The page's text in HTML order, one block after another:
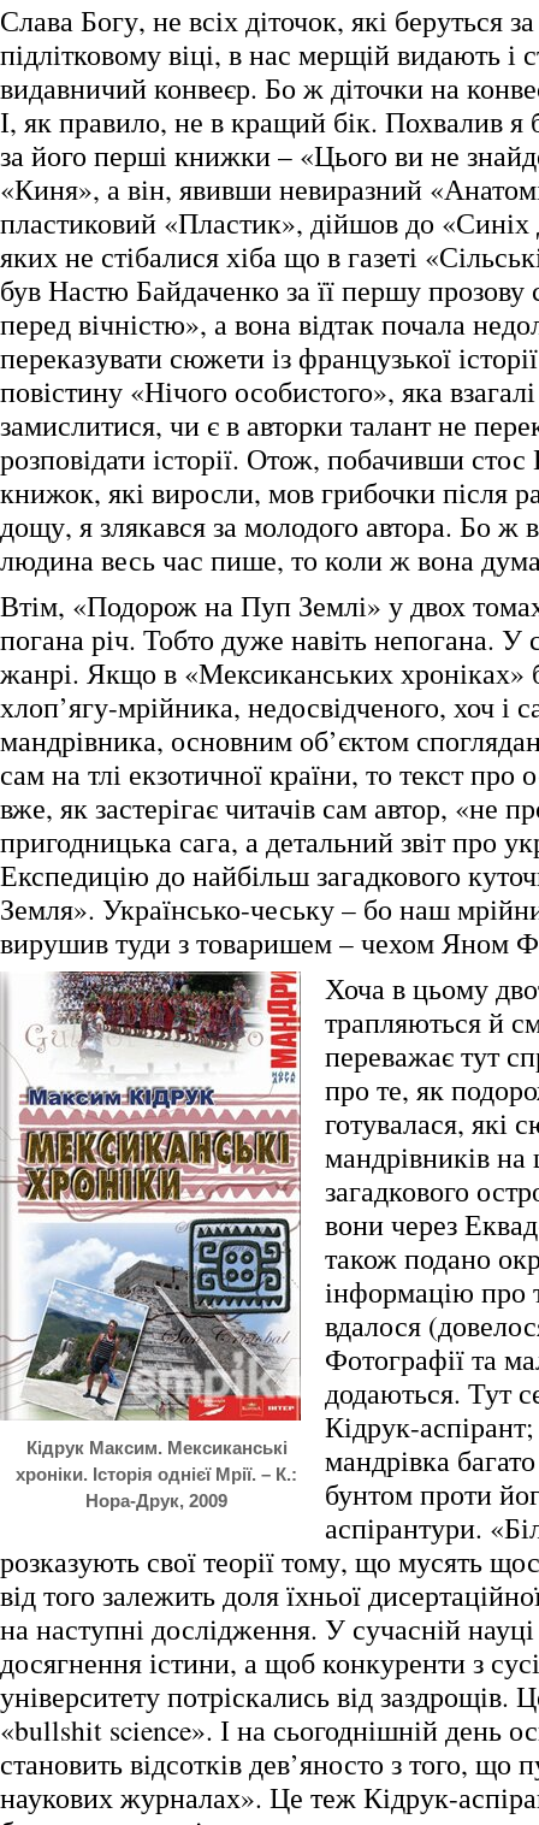
Слава Богу, не всіх діточок, які беруться
підлітковому віці, в нас мерщій видають і
видавничий конвеєр. Бо ж діточки на
І, як правило, не в кращий бік. Похвалив
за його перші книжки – «Цього ви не
«Киня», а він, явивши невиразний
пластиковий «Пластик», дійшов до «Синіх
яких не стібалися хіба що в газеті
був Настю Байдаченко за її першу
перед вічністю», а вона відтак почала
переказувати сюжети із французької
повістину «Нічого особистого», яка
замислитися, чи є в авторки талант не
розповідати історії. Отож, побачивши стос
книжок, які виросли, мов грибочки після
дощу, я злякався за молодого автора. Бо ж
людина весь час пише, то коли ж вона
Втім, «Подорож на Пуп Землі» у двох
погана річ. Тобто дуже навіть непогана. У
жанрі. Якщо в «Мексиканських хроніках»
хлоп’ягу-мрійника, недосвідченого, хоч і
мандрівника, основним об’єктом
сам на тлі екзотичної країни, то текст про
вже, як застерігає читачів сам автор, «не
пригодницька сага, а детальний звіт про
Експедицію до найбільш загадкового
Земля». Українсько-чеську – бо наш
вирушив туди з товаришем – чехом Яном
Кідрук Максим. Мексиканські
хроніки. Історія однієї Мрії. – К.:
Нора-Друк, 2009
Хоча в цьому
трапляються й
переважає тут
про те, як
готувалася, які
мандрівників
загадкового
вони через
також подано
інформацію про
вдалося
Фотографії та
додаються. Тут
Кідрук-
мандрівка
бунтом проти
аспірантури.
розказують свої теорії тому, що мусять
від того залежить доля їхньої
на наступні дослідження. У сучасній
досягнення істини, а щоб конкуренти з
університету потріскались від заздрощів.
«bullshit science». І на сьогоднішній день
становить відсотків дев’яносто з того, що
наукових журналах». Це теж Кідрук-